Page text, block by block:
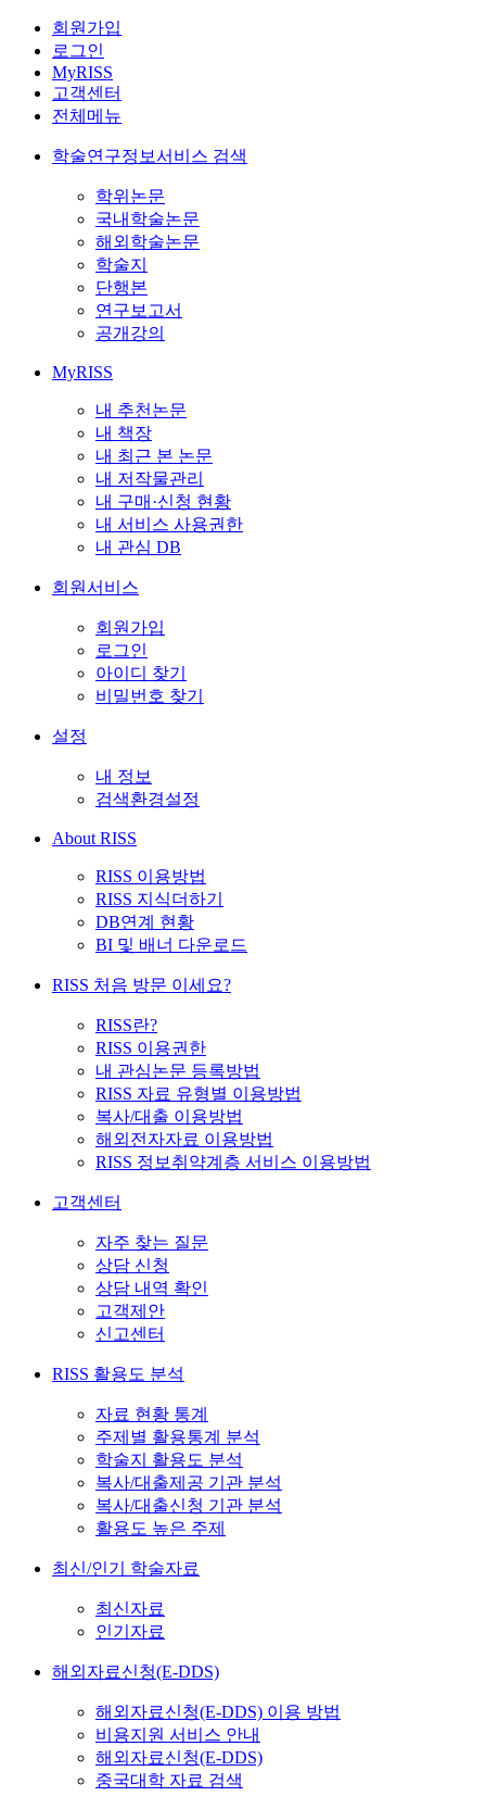
회원가입
로그인
MyRISS
고객센터
전체메뉴
학술연구정보서비스 검색
학위논문
국내학술논문
해외학술논문
학술지
단행본
연구보고서
공개강의
MyRISS
내 추천논문
내 책장
내 최근 본 논문
내 저작물관리
내 구매·신청 현황
내 서비스 사용권한
내 관심 DB
회원서비스
회원가입
로그인
아이디 찾기
비밀번호 찾기
설정
내 정보
검색환경설정
About RISS
RISS 이용방법
RISS 지식더하기
DB연계 현황
BI 및 배너 다운로드
RISS 처음 방문 이세요?
RISS란?
RISS 이용권한
내 관심논문 등록방법
RISS 자료 유형별 이용방법
복사/대출 이용방법
해외전자자료 이용방법
RISS 정보취약계층 서비스 이용방법
고객센터
자주 찾는 질문
상담 신청
상담 내역 확인
고객제안
신고센터
RISS 활용도 분석
자료 현황 통계
주제별 활용통계 분석
학술지 활용도 분석
복사/대출제공 기관 분석
복사/대출신청 기관 분석
활용도 높은 주제
최신/인기 학술자료
최신자료
인기자료
해외자료신청(E-DDS)
해외자료신청(E-DDS) 이용 방법
비용지원 서비스 안내
해외자료신청(E-DDS)
중국대학 자료 검색